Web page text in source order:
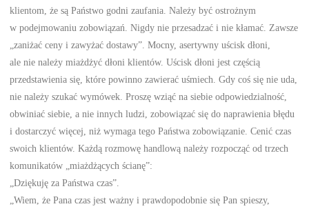
klientom, że są Państwo godni zaufania. Należy być ostrożnym
w podejmowaniu zobowiązań. Nigdy nie przesadzać i nie kłamać. Zawsze
„zaniżać ceny i zawyżać dostawy”. Mocny, asertywny uścisk dłoni,
ale nie należy miażdżyć dłoni klientów. Uścisk dłoni jest częścią
przedstawienia się, które powinno zawierać uśmiech. Gdy coś się nie uda,
nie należy szukać wymówek. Proszę wziąć na siebie odpowiedzialność,
obwiniać siebie, a nie innych ludzi, zobowiązać się do naprawienia błędu
i dostarczyć więcej, niż wymaga tego Państwa zobowiązanie. Cenić czas
swoich klientów. Każdą rozmowę handlową należy rozpocząć od trzech
komunikatów „miażdżących ścianę”:
„Dziękuję za Państwa czas”.
„Wiem, że Pana czas jest ważny i prawdopodobnie się Pan spieszy,